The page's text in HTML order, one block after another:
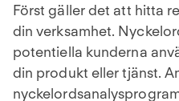
Först gäller det att hitta
din verksamhet.
potentiella kunderna
din produkt eller tjänst.